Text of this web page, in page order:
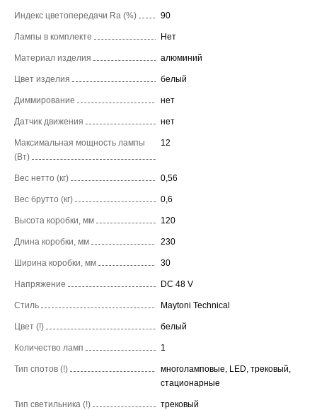
Индекс цветопередачи Ra (%) 90
Лампы в комплекте Нет
Материал изделия алюминий
Цвет изделия белый
Диммирование нет
Датчик движения нет
Максимальная мощность лампы
(Вт)
12
Вес нетто (кг) 0,56
Вес брутто (кг) 0,6
Высота коробки, мм 120
Длина коробки, мм 230
Ширина коробки, мм 30
Напряжение DC 48 V
Стиль Maytoni Technical
Цвет (!) белый
Количество ламп 1
Тип спотов (!)
многоламповые, LED, трековый,
стационарные
Тип светильника (!) трековый